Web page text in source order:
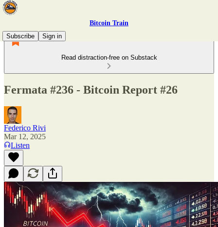
Bitcoin Train
Subscribe
Sign in
Read distraction-free on Substack
Fermata #236 - Bitcoin Report #26
Federico Rivi
Mar 12, 2025
Listen